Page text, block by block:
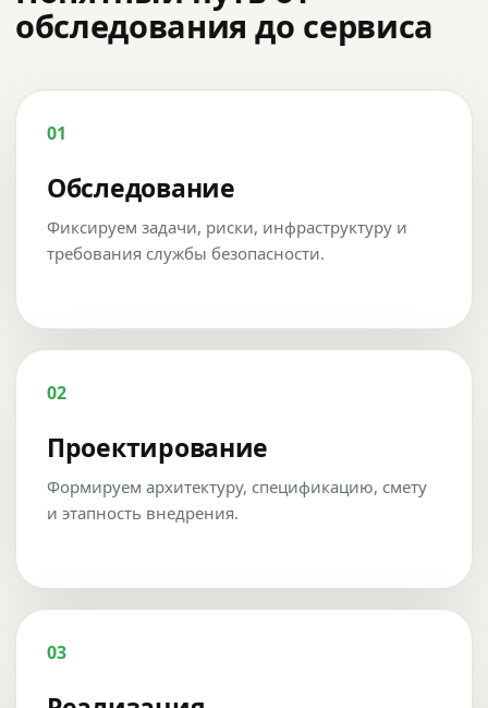
обследования до сервиса
01
Обследование
Фиксируем задачи, риски, инфраструктуру и
требования службы безопасности.
02
Проектирование
Формируем архитектуру, спецификацию, смету
и этапность внедрения.
03